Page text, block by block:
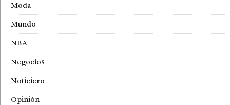
Moda
Mundo
NBA
Negocios
Noticiero
Opinión